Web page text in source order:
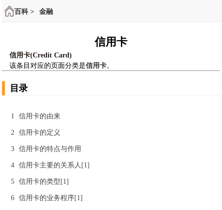
百科 > 金融
信用卡
信用卡(Credit Card)
该条目对应的页面分类是信用卡。
目录
1 信用卡的由来
2 信用卡的定义
3 信用卡的特点与作用
4 信用卡主要的关系人[1]
5 信用卡的类型[1]
6 信用卡的业务程序[1]